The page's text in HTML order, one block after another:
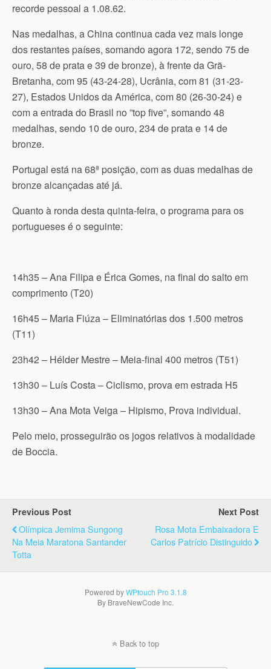
recorde pessoal a 1.08.62.
Nas medalhas, a China continua cada vez mais longe
dos restantes países, somando agora 172, sendo 75 de
ouro, 58 de prata e 39 de bronze), à frente da Grã-
Bretanha, com 95 (43-24-28), Ucrânia, com 81 (31-23-
27), Estados Unidos da América, com 80 (26-30-24) e
com a entrada do Brasil no ”top five”, somando 48
medalhas, sendo 10 de ouro, 234 de prata e 14 de
bronze.
Portugal está na 68ª posição, com as duas medalhas de
bronze alcançadas até já.
Quanto à ronda desta quinta-feira, o programa para os
portugueses é o seguinte:
14h35 – Ana Filipa e Érica Gomes, na final do salto em
comprimento (T20)
16h45 – Maria Fiúza – Eliminatórias dos 1.500 metros
(T11)
23h42 – Hélder Mestre – Meia-final 400 metros (T51)
13h30 – Luís Costa – Ciclismo, prova em estrada H5
13h30 – Ana Mota Veiga – Hipismo, Prova individual.
Pelo meio, prosseguirão os jogos relativos à modalidade
de Boccia.
Previous Post
Olímpica Jemima Sungong
Na Meia Maratona Santander
Totta
Next Post
Rosa Mota Embaixadora E
Carlos Patrício Distinguido
Powered byWPtouch Pro 3.1.8
By BraveNewCode Inc.
Back to top